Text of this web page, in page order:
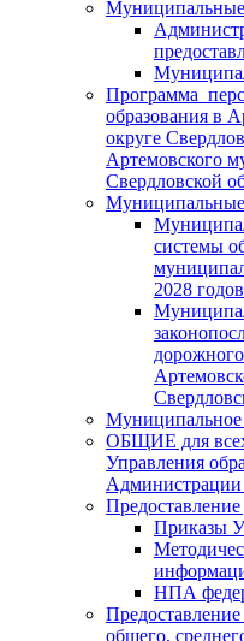
Муниципальные
Программа
образования в
округе
Артемовского
Свердловской
системы
2028
Муниципальное
ОБЩИЕ для всех
Управления
Администрации
Приказы
НПА
общего,